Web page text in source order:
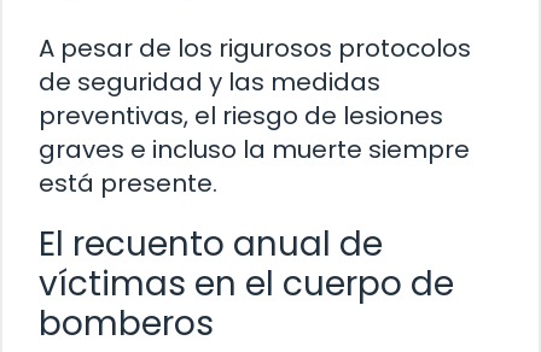
A pesar de los rigurosos protocolos
de seguridad y las medidas
preventivas, el riesgo de lesiones
graves e incluso la muerte siempre
está presente.
El recuento anual de
víctimas en el cuerpo de
bomberos